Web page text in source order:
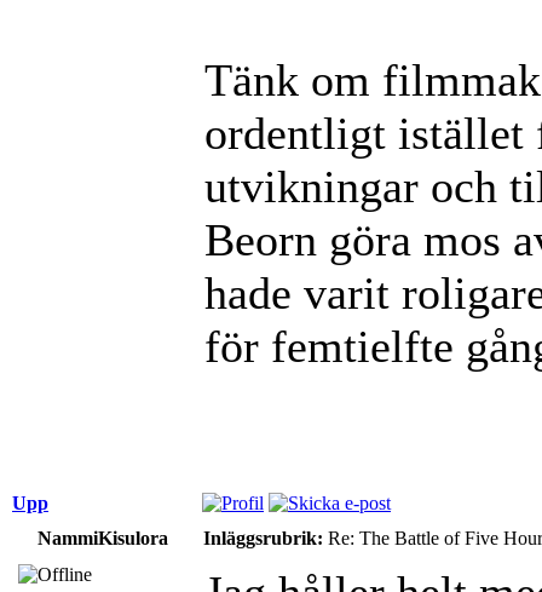
Tänk om
ordentligt istället
utvikningar och
Beorn göra mos
hade varit
för femtielfte
Upp
NammiKisulora
Inläggsrubrik: Re: The Battle of Five